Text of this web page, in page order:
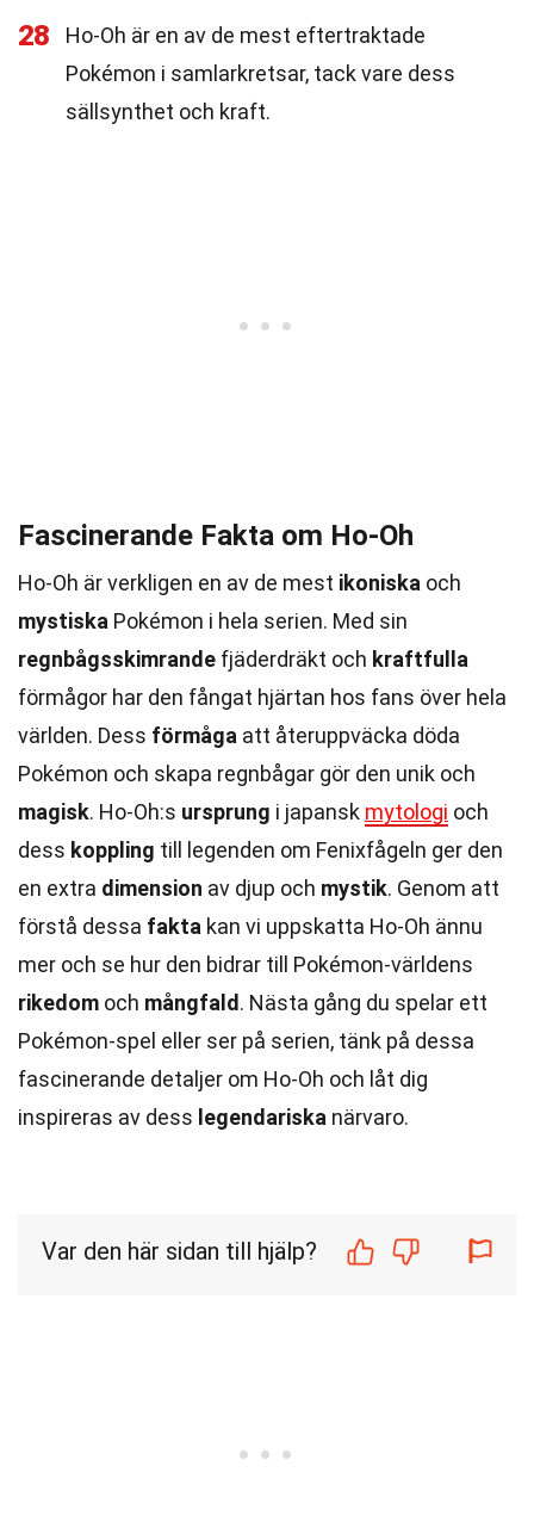
28
Ho-Oh är en av de mest eftertraktade
Pokémon i samlarkretsar, tack vare dess
sällsynthet och kraft.
Fascinerande Fakta om Ho-Oh
Ho-Oh är verkligen en av de mest ikoniska och
mystiska Pokémon i hela serien. Med sin
regnbågsskimrande fjäderdräkt och kraftfulla
förmågor har den fångat hjärtan hos fans över hela
världen. Dess förmåga att återuppväcka döda
Pokémon och skapa regnbågar gör den unik och
magisk. Ho-Oh:s ursprung i japansk mytologi och
dess koppling till legenden om Fenixfågeln ger den
en extra dimension av djup och mystik. Genom att
förstå dessa fakta kan vi uppskatta Ho-Oh ännu
mer och se hur den bidrar till Pokémon-världens
rikedom och mångfald . Nästa gång du spelar ett
Pokémon-spel eller ser på serien, tänk på dessa
fascinerande detaljer om Ho-Oh och låt dig
inspireras av dess legendariska närvaro.
Var den här sidan till hjälp?